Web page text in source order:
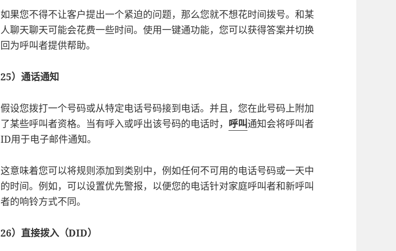
如果您不得不让客户提出一个紧迫的问题，那么您就不想花时间拨号。和某
人聊天聊天可能会花费一些时间。使用一键通功能，您可以获得答案并切换
回为呼叫者提供帮助。
25）通话通知
假设您拨打一个号码或从特定电话号码接到电话。并且，您在此号码上附加
了某些呼叫者资格。当有呼入或呼出该号码的电话时， 呼叫通知会将呼叫者
ID用于电子邮件通知。
这意味着您可以将规则添加到类别中，例如任何不可用的电话号码或一天中
的时间。例如，可以设置优先警报，以便您的电话针对家庭呼叫者和新呼叫
者的响铃方式不同。
26）直接拨入（DID）